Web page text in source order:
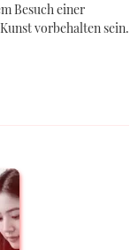
Besuch einer
vorbehalten sein.